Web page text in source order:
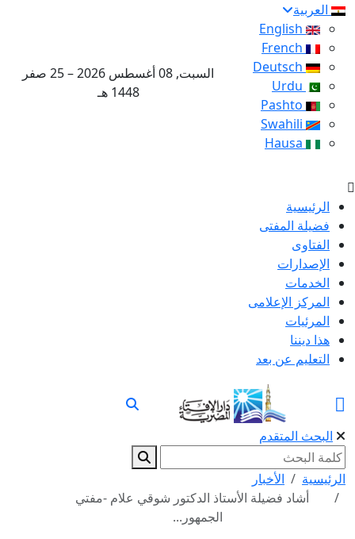
العربية
السبت, 08 أغسطس 2026 – 25 صفر
1448 هـ
الرئيسية
فضيلة المفتى
الفتاوى
الإصدارات
الخدمات
المركز الإعلامى
المرئيات
هذا ديننا
التعليم عن بعد
البحث المتقدم
الرئيسية
الأخبار
أشاد فضيلة الأستاذ الدكتور شوقي علام -مفتي
الجمهور...